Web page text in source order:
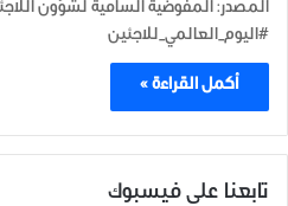
#اليوم_العالمي_للاجئين
أكمل القراءة »
تابعنا على فيسبوك